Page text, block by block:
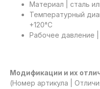
Материал | сталь
Температурный
+120°C
Рабочее давление
Модификации и их
(Номер артикула |